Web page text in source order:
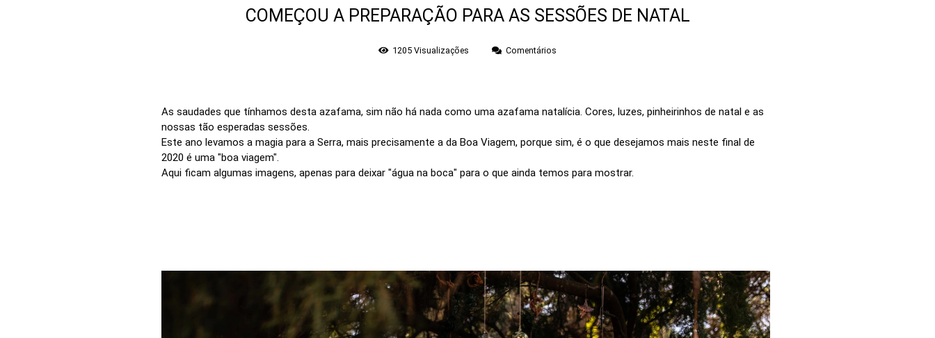
COMEÇOU A PREPARAÇÃO PARA AS SESSÕES DE NATAL
1205 Visualizações Comentários
As saudades que tínhamos desta azafama, sim não há nada como uma azafama natalícia. Cores, luzes, pinheirinhos de natal e as
nossas tão esperadas sessões.
Este ano levamos a magia para a Serra, mais precisamente a da Boa Viagem, porque sim, é o que desejamos mais neste final de
2020 é uma "boa viagem".
Aqui ficam algumas imagens, apenas para deixar "água na boca" para o que ainda temos para mostrar.